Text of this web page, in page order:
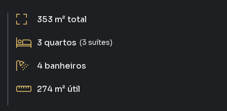
353 m²total
3 quartos (3 suítes)
4 banheiros
274 m² útil